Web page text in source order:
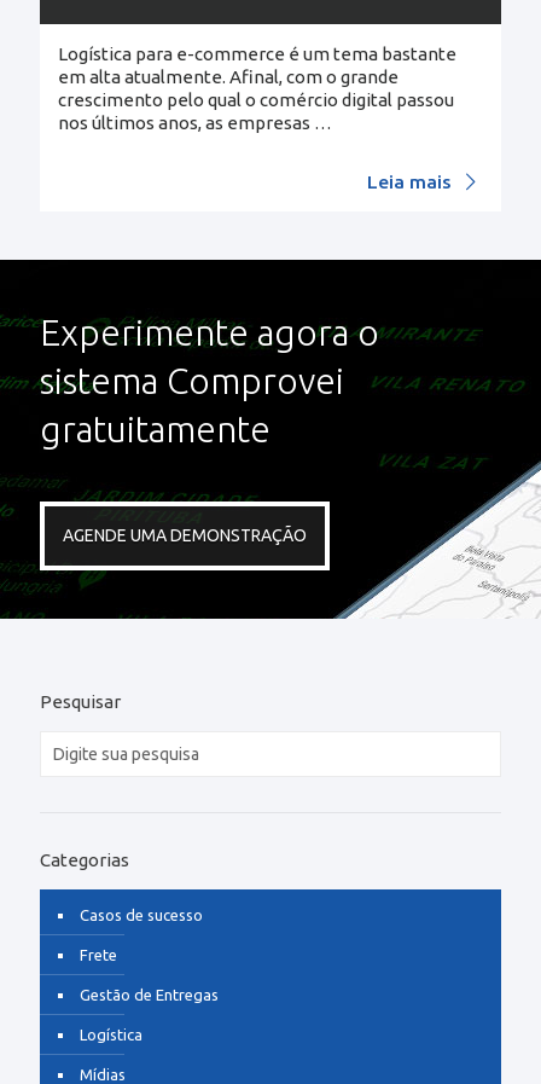
Logística para e-commerce é um tema bastante
em alta atualmente. Afinal, com o grande
crescimento pelo qual o comércio digital passou
nos últimos anos, as empresas …
Leia mais
Experimente agora o
sistema Comprovei
gratuitamente
AGENDE UMA DEMONSTRAÇÃO
Pesquisar
Categorias
Casos de sucesso
Frete
Gestão de Entregas
Logística
Mídias